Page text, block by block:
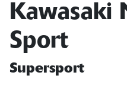
Kawasaki
Sport
Supersport